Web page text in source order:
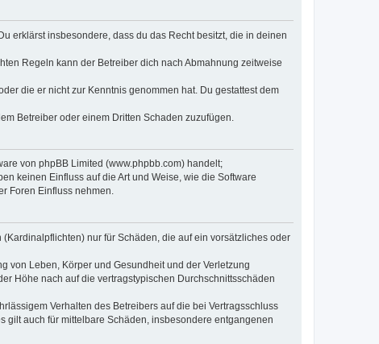
erklärst insbesondere, dass du das Recht besitzt, die in deinen
Regeln kann der Betreiber dich nach Abmahnung zeitweise
die er nicht zur Kenntnis genommen hat. Du gestattest dem
Betreiber oder einem Dritten Schaden zuzufügen.
von phpBB Limited (www.phpbb.com) handelt;
keinen Einfluss auf die Art und Weise, wie die Software
Foren Einfluss nehmen.
nur für Schäden, die auf ein vorsätzliches oder
von Leben, Körper und Gesundheit und der Verletzung
Höhe nach auf die vertragstypischen Durchschnittsschäden
Verhalten des Betreibers auf die bei Vertragsschluss
auch für mittelbare Schäden, insbesondere entgangenen